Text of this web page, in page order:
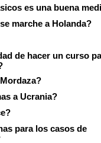
es una buena
marche a Holanda?
de hacer un curso
a Ucrania?
para los casos de